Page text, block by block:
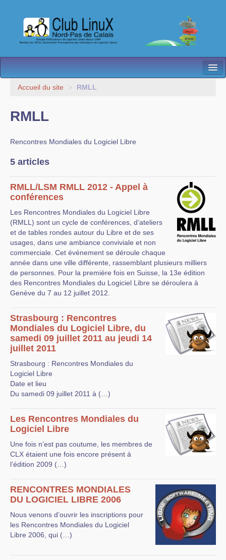
L’Association
Contact
Les antennes
Espace membres
Accueil du site > RMLL
RMLL
Rencontres Mondiales du Logiciel Libre
5 articles
RMLL/LSM RMLL 2012 - Appel à
conférences
Les Rencontres Mondiales du Logiciel Libre
(RMLL) sont un cycle de conférences, d’ateliers
et de tables rondes autour du Libre et de ses
usages, dans une ambiance conviviale et non
commerciale. Cet événement se déroule chaque
année dans une ville différente, rassemblant plusieurs milliers
de personnes. Pour la première fois en Suisse, la 13e édition
des Rencontres Mondiales du Logiciel Libre se déroulera à
Genève du 7 au 12 juillet 2012.
Strasbourg : Rencontres
Mondiales du Logiciel Libre, du
samedi 09 juillet 2011 au jeudi 14
juillet 2011
Strasbourg : Rencontres Mondiales du
Logiciel Libre
Date et lieu
Du samedi 09 juillet 2011 à (…)
Les Rencontres Mondiales du
Logiciel Libre
Une fois n’est pas coutume, les membres de
CLX étaient une fois encore présent à
l’édition 2009 (…)
RENCONTRES MONDIALES
DU LOGICIEL LIBRE 2006
Nous venons d’ouvrir les inscriptions pour
les Rencontres Mondiales du Logiciel
Libre 2006, qui (…)